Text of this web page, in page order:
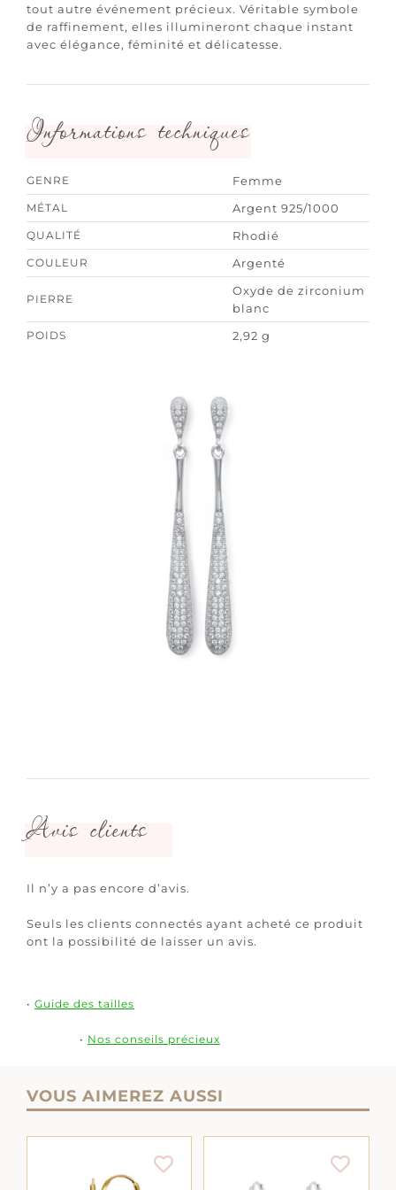
tout autre événement précieux. Véritable symbole
de raffinement, elles illumineront chaque instant
avec élégance, féminité et délicatesse.
Informations techniques
GENRE Femme
MÉTAL Argent 925/1000
QUALITÉ Rhodié
COULEUR Argenté
PIERRE
Oxyde de zirconium
blanc
POIDS 2,92 g
Avis clients
Il n’y a pas encore d’avis.
Seuls les clients connectés ayant acheté ce produit
ont la possibilité de laisser un avis.
• Guide des tailles
• Nos conseils précieux
VOUS AIMEREZ AUSSI